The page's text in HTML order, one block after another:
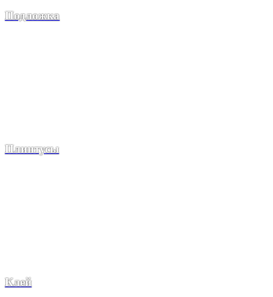
Подложка
Плинтусы
Клей